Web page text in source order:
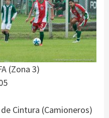
(Zona 3)
Cintura (Camioneros)